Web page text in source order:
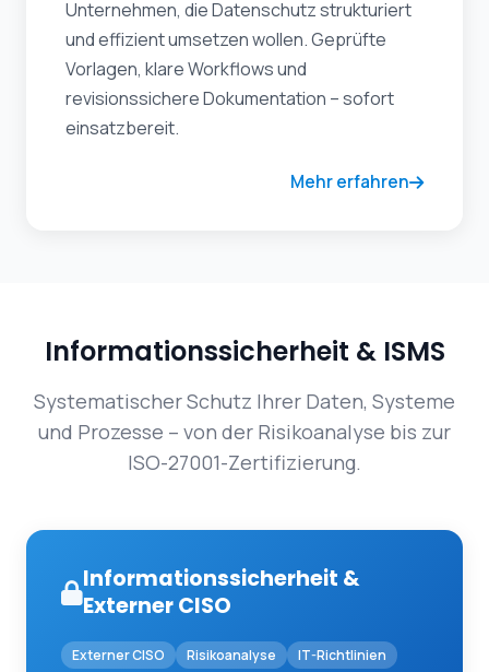
Unternehmen, die Datenschutz strukturiert
und effizient umsetzen wollen. Geprüfte
Vorlagen, klare Workflows und
revisionssichere Dokumentation – sofort
einsatzbereit.
Mehr erfahren
Informationssicherheit & ISMS
Systematischer Schutz Ihrer Daten, Systeme
und Prozesse – von der Risikoanalyse bis zur
ISO-27001-Zertifizierung.
Informationssicherheit &
Externer CISO
Externer CISO Risikoanalyse IT-Richtlinien